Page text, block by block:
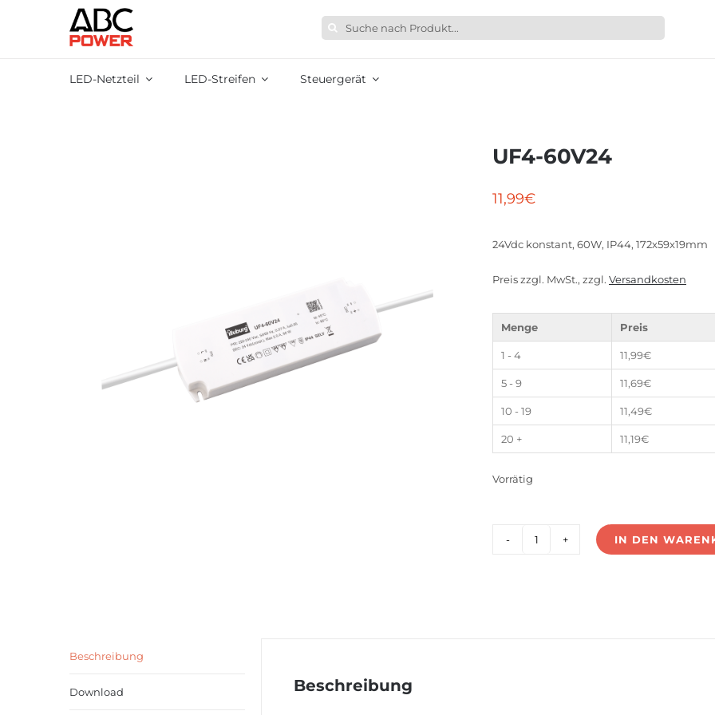
Suche
nach:
LED-Netzteil LED-Streifen Steuergerät
UF4-60V24
11,99€
Vorrätig
24Vdc konstant, 60W, IP44, 172x59x19mm
Preis zzgl. MwSt., zzgl. Versandkosten
Menge Preis
1 - 4 11,99€
5 - 9 11,69€
10 - 19 11,49€
20 + 11,19€
IN DEN
Beschreibung
Download Beschreibung